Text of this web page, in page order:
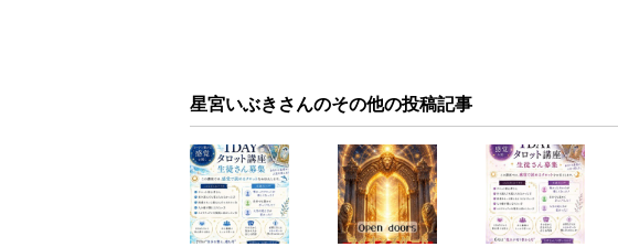
星宮いぶきさんのその他の投稿記事